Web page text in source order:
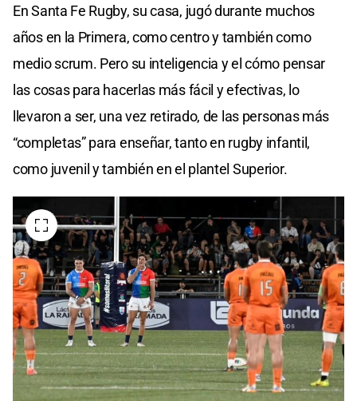
En Santa Fe Rugby, su casa, jugó durante muchos
años en la Primera, como centro y también como
medio scrum. Pero su inteligencia y el cómo pensar
las cosas para hacerlas más fácil y efectivas, lo
llevaron a ser, una vez retirado, de las personas más
“completas” para enseñar, tanto en rugby infantil,
como juvenil y también en el plantel Superior.